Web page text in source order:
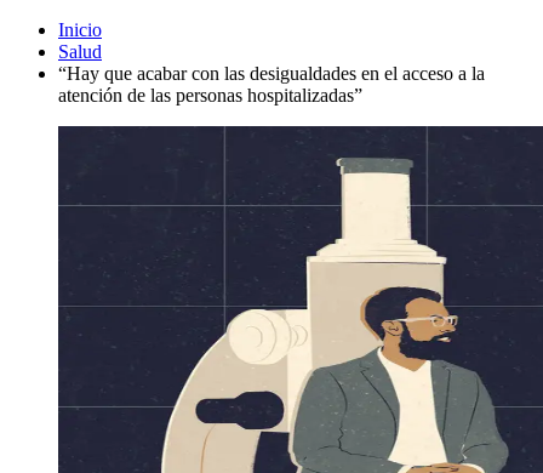
Inicio
Salud
“Hay que acabar con las desigualdades en el acceso a la
atención de las personas hospitalizadas”